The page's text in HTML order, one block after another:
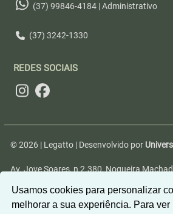
Usamos cookies para personalizar
melhorar a sua experiência. Para ver
(37) 99846-4184 | Administrativo
(37) 3242-1330
REDES SOCIAIS
© 2026 | Legatto | Desenvolvido por
Av. Jove Soares, n 2.380, Nogueira